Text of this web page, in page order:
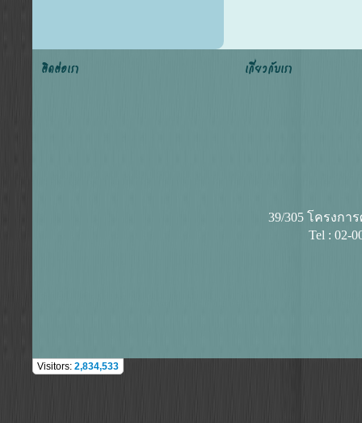
ติดต่อเรา เกี่ยวกับเรา
39/305 โครงก
Tel : 02-
Visitors: 2,834,533